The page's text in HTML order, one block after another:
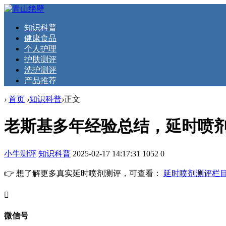
知识科普
健康食品
个人护理
护肤测评
洗护测评
产品推荐
› 首页 ›知识科普›正文
老斯基多年经验总结，延时喷
小牛测评 知识科普 2025-02-17 14:17:31 1052 0
👉 想了解更多真实延时喷剂测评，可查看： 延时喷剂测评栏目
󦘖
微信号